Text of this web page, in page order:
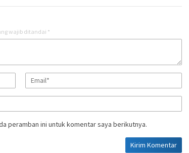
wajib ditandai *
peramban ini untuk komentar saya berikutnya.